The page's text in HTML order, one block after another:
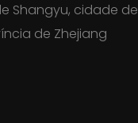
Shangyu, cidade de
de Zhejiang